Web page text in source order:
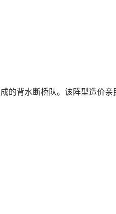
背水断桥队。该阵型造价亲